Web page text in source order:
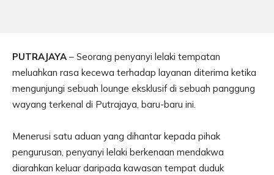
PUTRAJAYA – Seorang penyanyi lelaki tempatan
meluahkan rasa kecewa terhadap layanan diterima ketika
mengunjungi sebuah lounge eksklusif di sebuah panggung
wayang terkenal di Putrajaya, baru-baru ini.
Menerusi satu aduan yang dihantar kepada pihak
pengurusan, penyanyi lelaki berkenaan mendakwa
diarahkan keluar daripada kawasan tempat duduk